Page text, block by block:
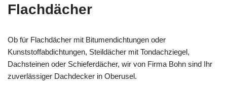
Flachdächer
Ob für Flachdächer mit Bitumendichtungen oder
Kunststoffabdichtungen, Steildächer mit Tondachziegel,
Dachsteinen oder Schieferdächer, wir von Firma Bohn sind Ihr
zuverlässiger Dachdecker in Oberusel.